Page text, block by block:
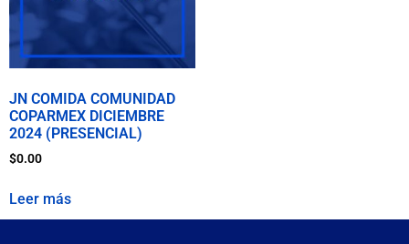
JN COMIDA COMUNIDAD
COPARMEX DICIEMBRE
2024 (PRESENCIAL)
$0.00
Leer más